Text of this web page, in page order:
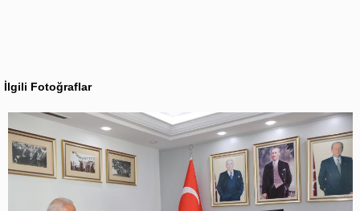
İlgili Fotoğraflar